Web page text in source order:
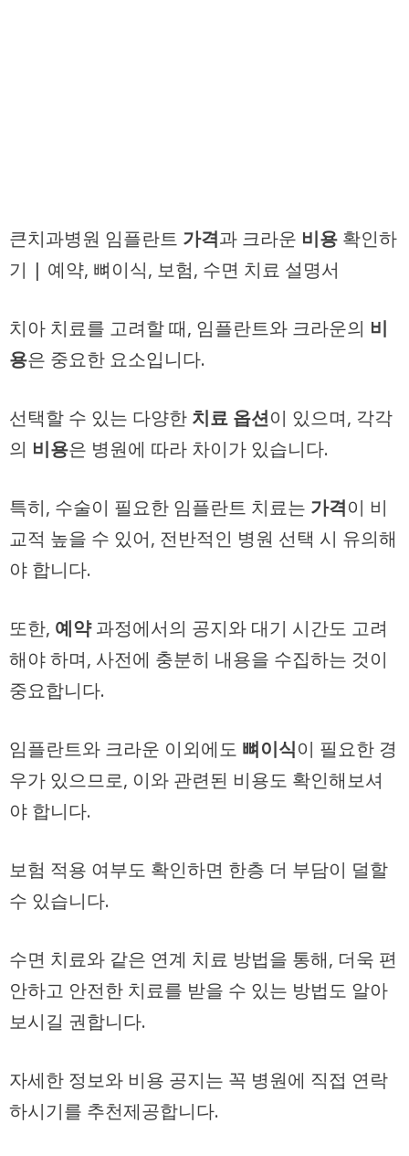
큰치과병원 임플란트 가격과 크라운 비용 확인하
기 | 예약, 뼈이식, 보험, 수면 치료 설명서
치아 치료를 고려할 때, 임플란트와 크라운의 비
용은 중요한 요소입니다.
선택할 수 있는 다양한 치료 옵션이 있으며, 각각
의 비용은 병원에 따라 차이가 있습니다.
특히, 수술이 필요한 임플란트 치료는 가격이 비
교적 높을 수 있어, 전반적인 병원 선택 시 유의해
야 합니다.
또한, 예약과정에서의 공지와 대기 시간도 고려
해야 하며, 사전에 충분히 내용을 수집하는 것이
중요합니다.
임플란트와 크라운 이외에도 뼈이식이 필요한 경
우가 있으므로, 이와 관련된 비용도 확인해보셔
야 합니다.
보험 적용 여부도 확인하면 한층 더 부담이 덜할
수 있습니다.
수면 치료와 같은 연계 치료 방법을 통해, 더욱 편
안하고 안전한 치료를 받을 수 있는 방법도 알아
보시길 권합니다.
자세한 정보와 비용 공지는 꼭 병원에 직접 연락
하시기를 추천제공합니다.